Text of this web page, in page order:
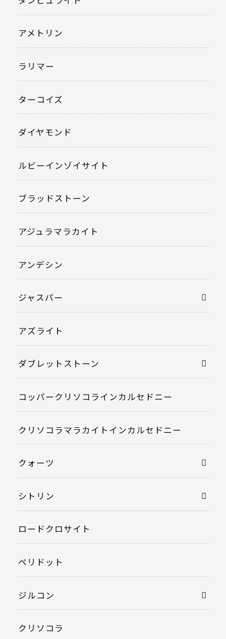
アメトリン
ラリマー
ターコイズ
ダイヤモンド
ルビーインゾイサイト
ブラッドストーン
アジュラマラカイト
アンデシン
ジャスパー
アズライト
ダブレットストーン
コッパークリソコラインカルセドニー
クリソコラマラカイトインカルセドニー
クォーツ
シトリン
ロードクロサイト
ペリドット
ジルコン
クリソコラ